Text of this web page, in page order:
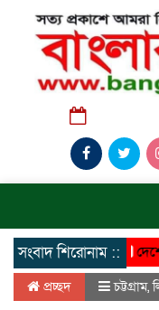
শুক্রবার,
সংবাদ শিরোনাম ::দেশে
প্রচ্ছদ চট্টগ্রাম,